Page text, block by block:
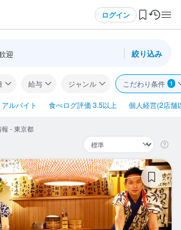
ログイン
グイン・無料会員登録
迎 絞り込み
給与 ジャンル こだわり条件 1
アルバイト 食べログ評価 3.5以上 個人経営(2店舗
- 東京都